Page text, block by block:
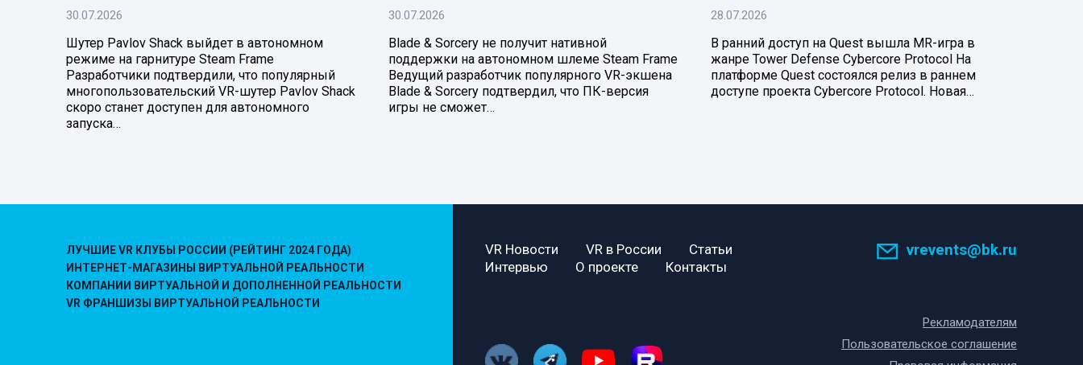
30.07.2026
Шутер Pavlov Shack выйдет в автономном
режиме на гарнитуре Steam Frame
Разработчики подтвердили, что популярный
многопользовательский VR-шутер Pavlov Shack
скоро станет доступен для автономного
запуска…
30.07.2026
Blade & Sorcery не получит нативной
поддержки на автономном шлеме Steam Frame
Ведущий разработчик популярного VR-экшена
Blade & Sorcery подтвердил, что ПК-версия
игры не сможет…
28.07.2026
В ранний доступ на Quest вышла MR-игра в
жанре Tower Defense Cybercore Protocol На
платформе Quest состоялся релиз в раннем
доступе проекта Cybercore Protocol. Новая…
ЛУЧШИЕ VR КЛУБЫ РОССИИ (РЕЙТИНГ 2024 ГОДА)
ИНТЕРНЕТ-МАГАЗИНЫ ВИРТУАЛЬНОЙ РЕАЛЬНОСТИ
КОМПАНИИ ВИРТУАЛЬНОЙ И ДОПОЛНЕННОЙ РЕАЛЬНОСТИ
VR ФРАНШИЗЫ ВИРТУАЛЬНОЙ РЕАЛЬНОСТИ
VR Новости VR в России
Статьи
Интервью
О проекте Контакты
vrevents@bk.ru
Рекламодателям
Пользовательское соглашение